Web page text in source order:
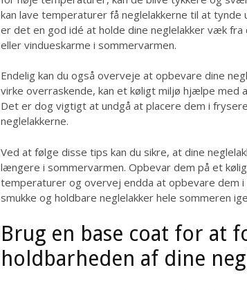
kan lave temperaturer få neglelakkerne til at
er det en god idé at holde dine neglelakker væk
eller vindueskarme i sommervarmen.
Endelig kan du også overveje at opbevare dine
virke overraskende, kan et køligt miljø hjælpe med
Det er dog vigtigt at undgå at placere dem i
neglelakkerne.
Ved at følge disse tips kan du sikre, at dine
længere i sommervarmen. Opbevar dem på et
temperaturer og overvej endda at opbevare dem i
smukke og holdbare neglelakker hele sommeren
Brug en base coat for at
holdbarheden af dine